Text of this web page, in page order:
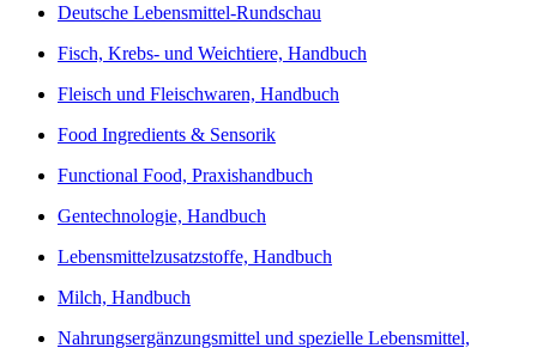
Deutsche Lebensmittel-Rundschau
Fisch, Krebs- und Weichtiere, Handbuch
Fleisch und Fleischwaren, Handbuch
Food Ingredients & Sensorik
Functional Food, Praxishandbuch
Gentechnologie, Handbuch
Lebensmittelzusatzstoffe, Handbuch
Milch, Handbuch
Nahrungsergänzungsmittel und spezielle Lebensmittel,